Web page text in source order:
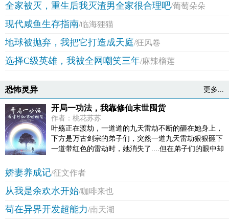
一世，她要让他们身败名裂，受万人唾弃。 和离？ 不不
辅，亲自带着聘礼前来求娶，“枝枝，只要你肯嫁给我，
全家被灭，重生后我灭渣男全家很合理吧/葡萄朵朵
现代咸鱼生存指南/临海狸猫
地球被抛弃，我把它打造成天庭/狂风卷
选择C级英雄，我被全网嘲笑三年/麻辣榴莲
恐怖灵异 更多...
开局一功法，我靠修仙末世囤货
作者：桃花苏苏
叶殇正在渡劫，一道道的九天雷劫不断的砸在她身上，
下方是万古剑宗的弟子们，突然一道九天雷劫狠狠砸下
一道带红色的雷劫时，她消失了....但在弟子们的眼中却
本来是在现代社会正常上高三的学生，一朝穿越到了玄
期，成为万古剑宗的长老，更加不容易混到了大佬级人
回到自己的身体里，可再次面临的却是世界的改变，末
娇妻养成记/征文作者
从我是余欢水开始/咖啡来也
苟在异界开发超能力/南天湖